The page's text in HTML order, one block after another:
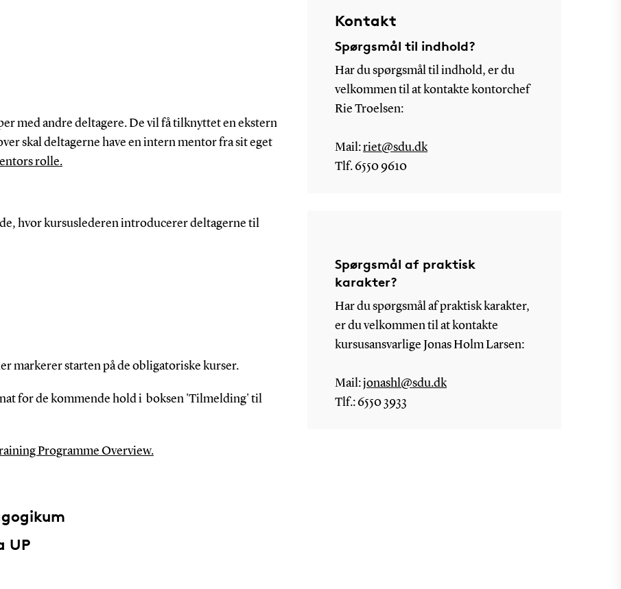
med andre deltagere. De vil få tilknyttet en ekstern
skal deltagerne have en intern mentor fra sit eget
rolle.
hvor kursuslederen introducerer deltagerne til
markerer starten på de obligatoriske kurser.
for de kommende hold i boksen 'Tilmelding' til
Programme Overview.
UP
Kontakt
Spørgsmål til indhold?
Har du spørgsmål til indhold, er du
velkommen til at kontakte kontorchef
Rie Troelsen:
Mail:riet@sdu.dk
Tlf. 6550 9610
Spørgsmål af praktisk
karakter?
Har du spørgsmål af praktisk karakter,
er du velkommen til at kontakte
kursusansvarlige Jonas Holm Larsen:
Mail:jonashl@sdu.dk
Tlf.: 6550 3933